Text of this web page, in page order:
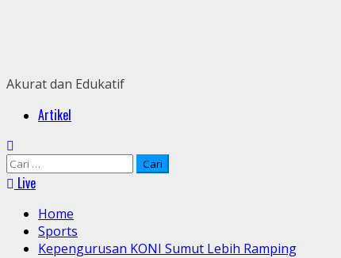
Akurat dan Edukatif
PrimaryArtikel
Cari
untuk:
Live
Home
Sports
Kepengurusan KONI Sumut Lebih Ramping